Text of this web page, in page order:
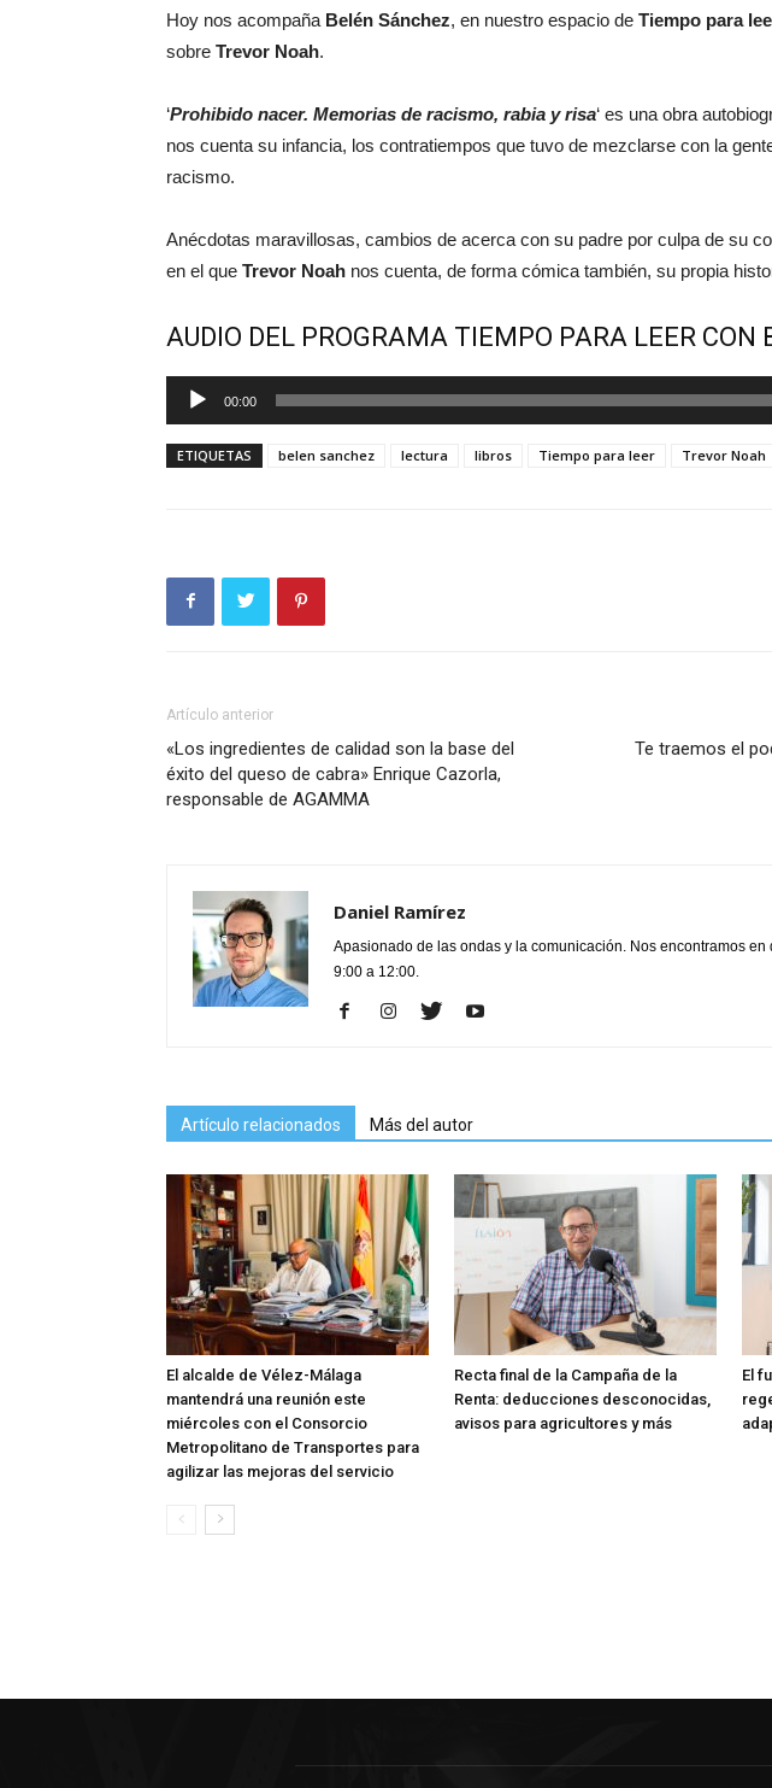
Hoy nos acompaña Belén Sánchez, en nuestro espacio de Tiempo para
sobre Trevor Noah.
‘Prohibido nacer. Memorias de racismo, rabia y risa‘ es una obra
nos cuenta su infancia, los contratiempos que tuvo de mezclarse con la
racismo.
Anécdotas maravillosas, cambios de acerca con su padre por culpa de su
en el que Trevor Noah nos cuenta, de forma cómica también, su propia
AUDIO DEL PROGRAMA TIEMPO PARA LEER CON
Reproductor
de
audio
00:00
ETIQUETAS belen sanchez lectura libros Tiempo para leer Trevor Noah
Artículo anterior
«Los ingredientes de calidad son la base del
éxito del queso de cabra» Enrique Cazorla,
responsable de AGAMMA
Te traemos el
Daniel Ramírez
Apasionado de las ondas y la comunicación. Nos encontramos en
9:00 a 12:00.
Artículo relacionados Más del autor
El alcalde de Vélez-Málaga
mantendrá una reunión este
miércoles con el Consorcio
Metropolitano de Transportes para
agilizar las mejoras del servicio
Recta final de la Campaña de la
Renta: deducciones desconocidas,
avisos para agricultores y más
El